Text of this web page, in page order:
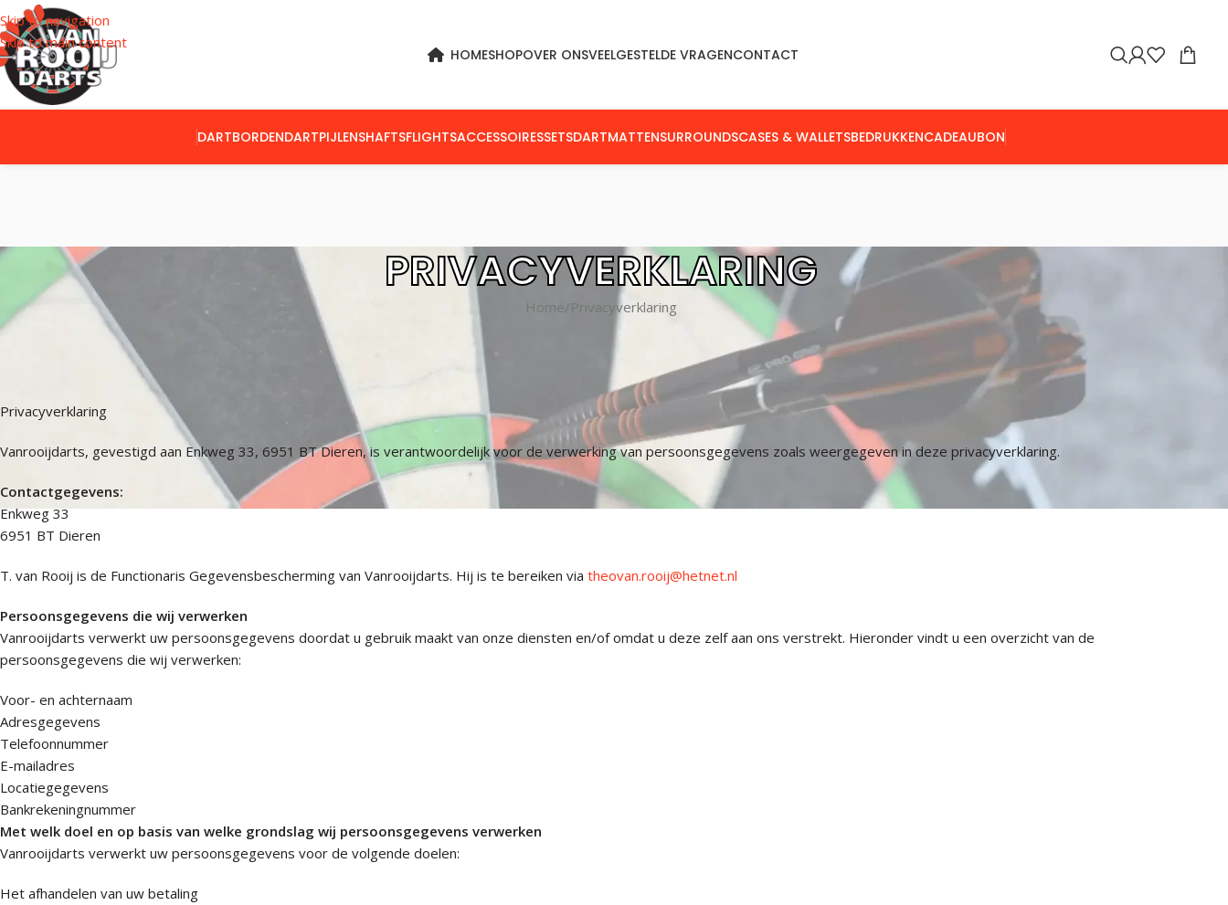
Skip to navigation
Skip to main content
HOMESHOPOVER ONSVEELGESTELDE VRAGENCONTACT
DARTBORDENDARTPIJLENSHAFTSFLIGHTSACCESSOIRESSETSDARTMATTENSURROUNDSCASES & WALLETSBEDRUKKENCADEAUBON
PRIVACYVERKLARING
Home Privacyverklaring
Privacyverklaring
Vanrooijdarts, gevestigd aan Enkweg 33, 6951 BT Dieren, is verantwoordelijk voor de verwerking van persoonsgegevens zoals weergegeven in deze privacyverklaring.
Contactgegevens:
Enkweg 33
6951 BT Dieren
T. van Rooij is de Functionaris Gegevensbescherming van Vanrooijdarts. Hij is te bereiken via theovan.rooij@hetnet.nl
Persoonsgegevens die wij verwerken
Vanrooijdarts verwerkt uw persoonsgegevens doordat u gebruik maakt van onze diensten en/of omdat u deze zelf aan ons verstrekt. Hieronder vindt u een overzicht van de
persoonsgegevens die wij verwerken:
Voor- en achternaam
Adresgegevens
Telefoonnummer
E-mailadres
Locatiegegevens
Bankrekeningnummer
Met welk doel en op basis van welke grondslag wij persoonsgegevens verwerken
Vanrooijdarts verwerkt uw persoonsgegevens voor de volgende doelen:
Het afhandelen van uw betaling